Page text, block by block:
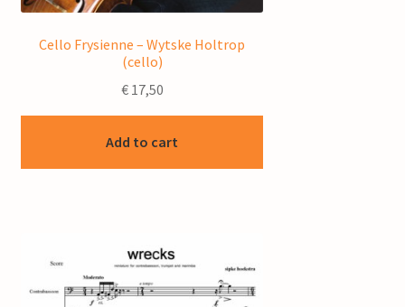
Cello Frysienne – Wytske Holtrop
(cello)
€17,50
Add to cart